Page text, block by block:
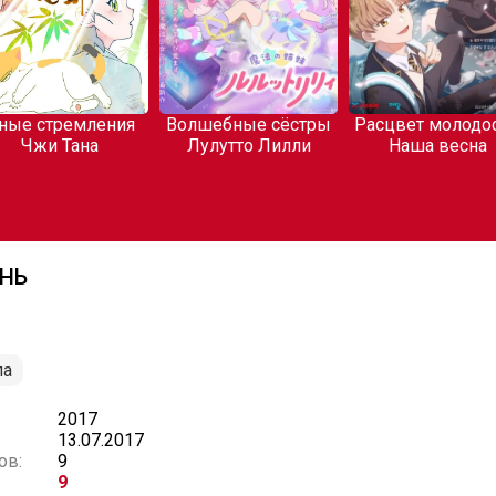
стремления
Чжи Тана
Волшебные сёстры
Лулутто Лилли
Расцвет
Наша весна
2017
13.07.2017
9
9